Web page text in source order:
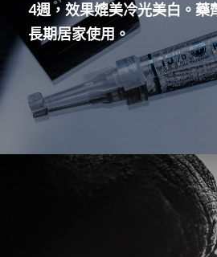
4週，效果媲美冷光美白。
長期居家使用。